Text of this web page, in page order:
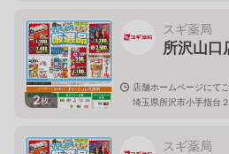
2枚
スギ薬局
所沢山口
店舗ホームページにて
埼玉県所沢市小手指台
スギ薬局